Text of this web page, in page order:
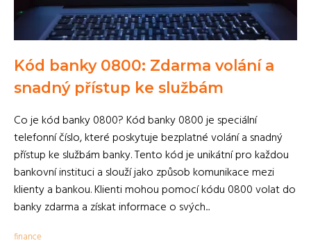
Kód banky 0800: Zdarma volání a
snadný přístup ke službám
Co je kód banky 0800? Kód banky 0800 je speciální
telefonní číslo, které poskytuje bezplatné volání a snadný
přístup ke službám banky. Tento kód je unikátní pro každou
bankovní instituci a slouží jako způsob komunikace mezi
klienty a bankou. Klienti mohou pomocí kódu 0800 volat do
banky zdarma a získat informace o svých...
finance